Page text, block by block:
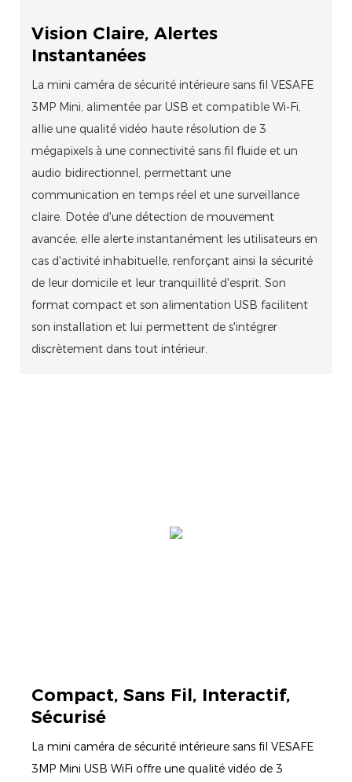
Vision Claire, Alertes
Instantanées
La mini caméra de sécurité intérieure sans fil VESAFE
3MP Mini, alimentée par USB et compatible Wi-Fi,
allie une qualité vidéo haute résolution de 3
mégapixels à une connectivité sans fil fluide et un
audio bidirectionnel, permettant une
communication en temps réel et une surveillance
claire. Dotée d'une détection de mouvement
avancée, elle alerte instantanément les utilisateurs en
cas d'activité inhabituelle, renforçant ainsi la sécurité
de leur domicile et leur tranquillité d'esprit. Son
format compact et son alimentation USB facilitent
son installation et lui permettent de s'intégrer
discrètement dans tout intérieur.
Compact, Sans Fil, Interactif,
Sécurisé
La mini caméra de sécurité intérieure sans fil VESAFE
3MP Mini USB WiFi offre une qualité vidéo de 3